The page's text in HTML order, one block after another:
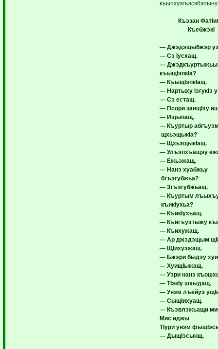
Къэзан
КъебжэкI
— Джэдэщыбжэр уэ
— Сэ Iусхащ.
—
къыщIэпкIа?
— КъыщIэпкIащ.
— Нартыху IэгукIэ
— Сэ естащ.
— Псори занщIэу
— Ищыпащ.
— Къуртыр
щхьэщыкIа?
— ЩхьэщыкIащ.
— Улъэпхъащэу
— Ежьэжащ.
— Нанэ хуабжьу
бгъэгубжьа?
— Згъэгубжьащ.
— Къуртым
къикIухьа?
— КъикIухьащ.
— Къигъуэтыжу
— Къихужащ.
— Ар джэдэщым
— ЩIихуэжащ.
— Бжэри быдэу
— ХуищIыжащ.
— Уэри нанэ
— ТIэкIу шхыдащ.
— Унэм лъейуэ
— СыщIихуащ.
— Къэвлэжьащи
Мис иджы
ТIури унэм
— ДыщIэсынщ.